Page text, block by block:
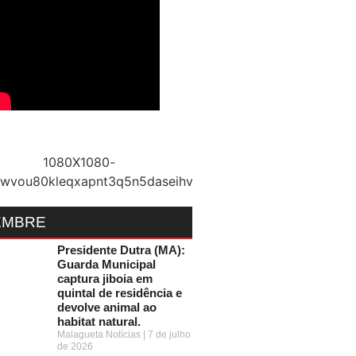
Presidente Dutra (MA):
Guarda Municipal
captura jiboia em
quintal de residência e
devolve animal ao
habitat natural.
Malagueta Notícias
7 de julho
de 2026